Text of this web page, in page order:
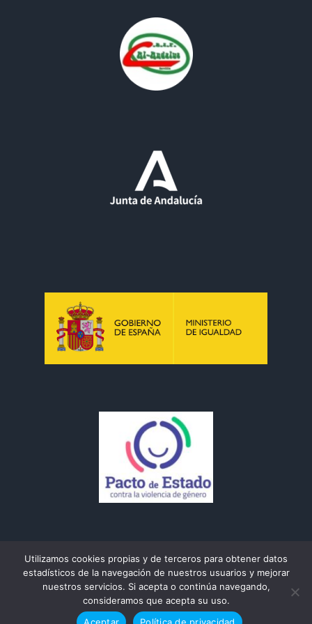
Copyright © 2022 CEIP Al-Andalus | Desarrollado por:
Aviso legal
Utilizamos cookies propias y de terceros para obtener datos
estadísticos de la navegación de nuestros usuarios y mejorar
nuestros servicios. Si acepta o continúa navegando,
consideramos que acepta su uso.
Aceptar
Política de privacidad